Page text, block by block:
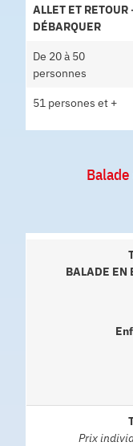
ALLET ET
DÉBARQUER
De 20 à 50
personnes
51 persones et +
BALADE EN
Prix